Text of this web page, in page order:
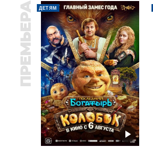
ПРЕМЬЕРА ДЕТЯМ